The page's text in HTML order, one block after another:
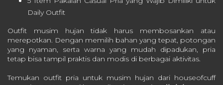
Daily Outfit
Outfit musim hujan tidak harus membosankan atau
merepotkan. Dengan memilih bahan yang tepat, potongan
yang nyaman, serta warna yang mudah dipadukan, pria
tetap bisa tampil praktis dan modis di berbagai aktivitas.
Temukan outfit pria untuk musim hujan dari houseofcuff